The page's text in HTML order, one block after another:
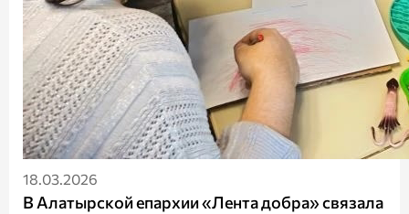
18.03.2026
В Алатырской епархии «Лента добра» связала